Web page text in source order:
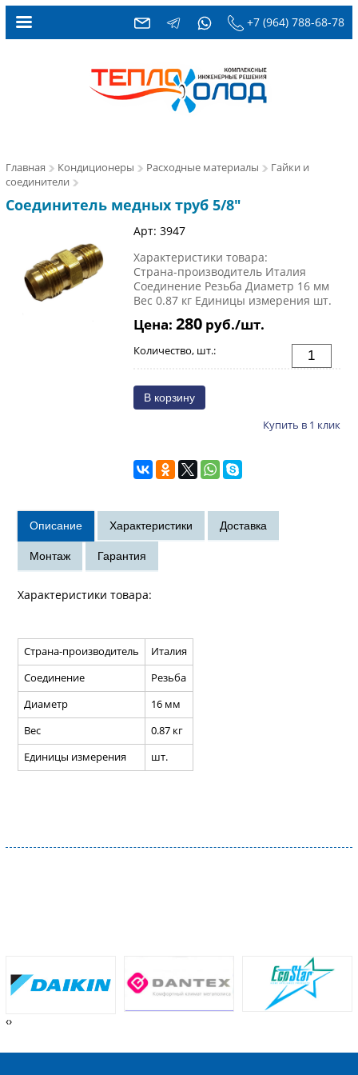
+7 (964) 788-68-78
Главная Кондиционеры Расходные материалы
Гайки и
соединители
Соединитель медных труб 5/8"
Арт: 3947
Характеристики товара:
Страна-производитель Италия
Соединение Резьба Диаметр 16 мм
Вес 0.87 кг Единицы измерения шт.
Цена: 280руб./шт.
Количество, шт.:
Купить в 1 клик
Характеристики товара:
Страна-производитель
Италия
Соединение
Резьба
Диаметр
16 мм
Вес
0.87 кг
Единицы измерения
шт.
‹›